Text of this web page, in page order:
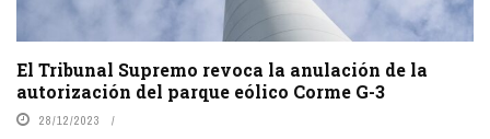
El Tribunal Supremo revoca la anulación de la
autorización del parque eólico Corme G-3
28/12/2023